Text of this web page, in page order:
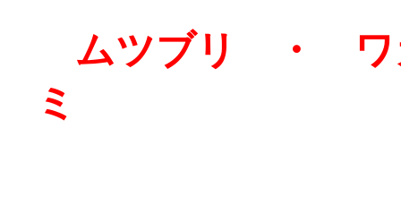
ムツブリ ・
ミ